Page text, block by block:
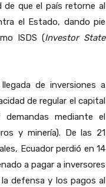
de que el país retorne al
el Estado, dando pie
ISDS (Investor State
de inversiones a
de regular el capital
mediante el
y minería). De las 21
Ecuador perdió en 14
a pagar a inversores
defensa y los pagos al